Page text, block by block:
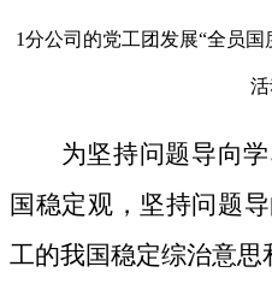
1分公司的党工团发展“全员
为坚持问题导向
国稳定观，坚持问题
工的我国稳定综治意思